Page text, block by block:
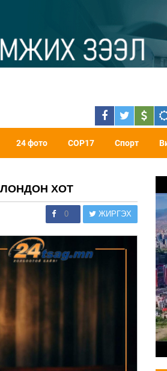
24 фото COP17 Спорт
ХОТ
0 ЖИРГЭХ